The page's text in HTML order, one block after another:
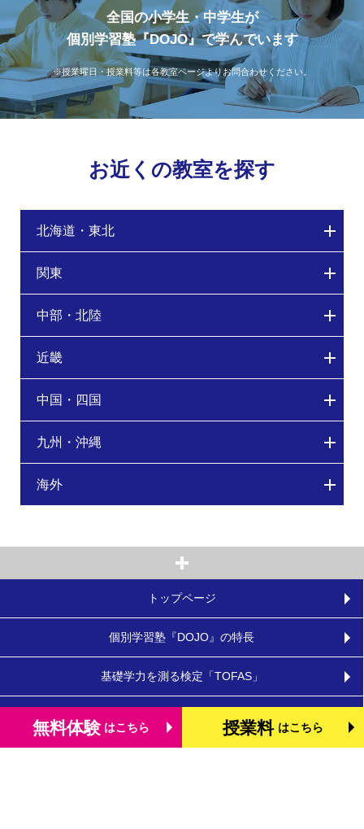
全国の小学生・中学生が
個別学習塾『DOJO』で学んでいます
※授業曜日・授業料等は各教室ページよりお問合わせください。
お近くの教室を探す
北海道・東北
関東
中部・北陸
近畿
中国・四国
九州・沖縄
海外
トップページ
個別学習塾『DOJO』の特長
基礎学力を測る検定「TOFAS」
無料体験 はこちら 授業料 はこちら